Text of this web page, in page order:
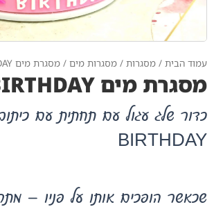
עמוד הבית / מסגרות / מסגרות מים / מסגרת מים HAPPY BIRTHDAY
מסגרת מים HAPPY BIRTHDAY
BIRTHDAY
שכאשר הופכים אותו על פניו –